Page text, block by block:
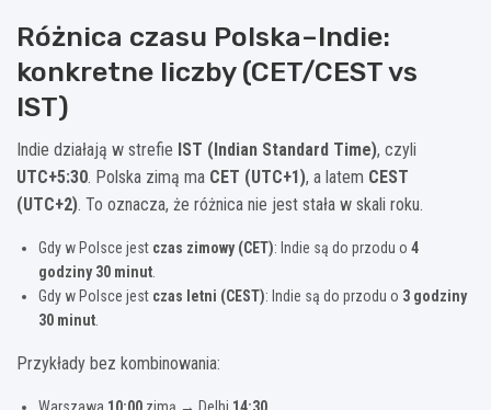
Różnica czasu Polska–Indie:
konkretne liczby (CET/CEST vs
IST)
Indie działają w strefie IST (Indian Standard Time), czyli
UTC+5:30. Polska zimą ma CET (UTC+1), a latem CEST
(UTC+2). To oznacza, że różnica nie jest stała w skali roku.
Gdy w Polsce jest czas zimowy (CET): Indie są do przodu o 4
godziny 30 minut
Gdy w Polsce jest czas letni (CEST): Indie są do przodu o 3 godziny
30 minut
Przykłady bez kombinowania:
Warszawa 10:00 zimą → Delhi 14:30